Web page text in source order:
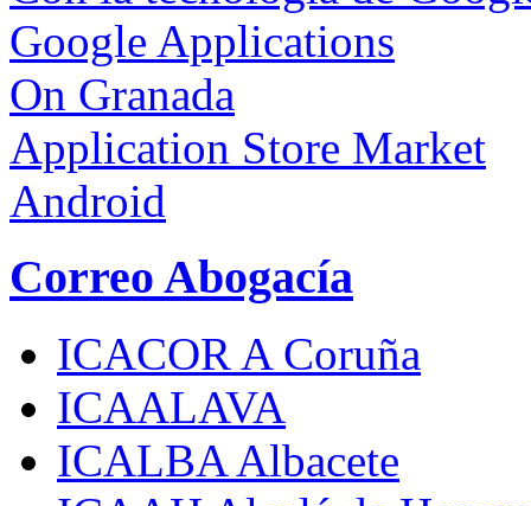
Google Applications
On Granada
Application Store Market
Android
Correo Abogacía
ICACOR A Coruña
ICAALAVA
ICALBA Albacete